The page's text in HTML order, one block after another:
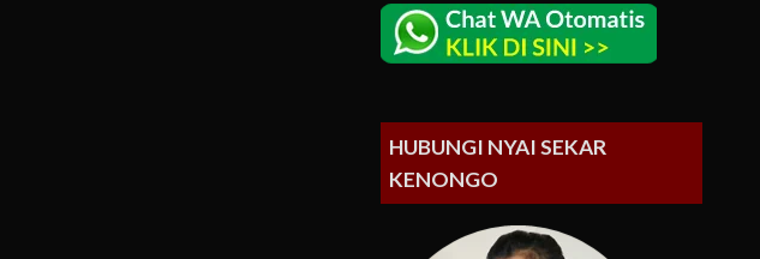
HUBUNGI NYAI SEKAR
KENONGO